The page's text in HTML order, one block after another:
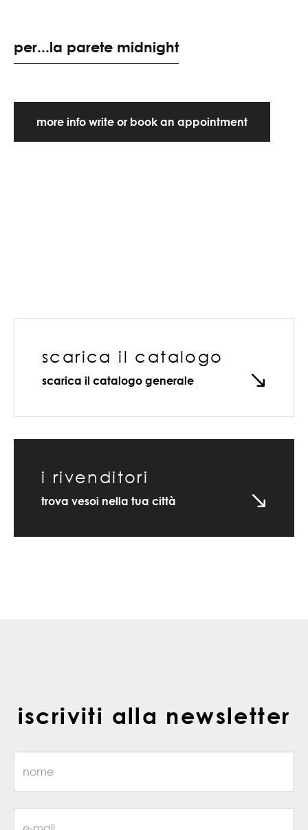
per...la parete midnight
more info write or book an appointment
scarica il catalogo
scarica il catalogo generale
i rivenditori
trova vesoi nella tua città
iscriviti alla newsletter